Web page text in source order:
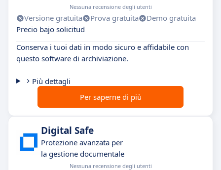
Nessuna recensione degli utenti
Versione gratuita Prova gratuita
Demo gratuita
Precio bajo solicitud
Conserva i tuoi dati in modo sicuro e affidabile con
questo software di archiviazione.
Più dettagli
Per saperne di più
Digital Safe
Protezione avanzata per
la gestione documentale
Nessuna recensione degli utenti